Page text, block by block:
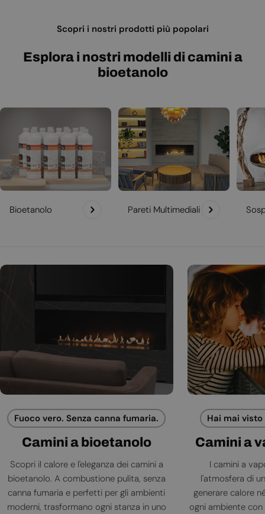
Scopri i nostri prodotti più popolari
Esplora i nostri modelli di camini a
bioetanolo
Bioetanolo Pareti Multimediali
Fuoco vero. Senza canna fumaria.
Camini a bioetanolo
Scopri il calore e l'eleganza dei camini a
bioetanolo. A combustione pulita, senza
canna fumaria e perfetti per gli ambienti
moderni, trasformano ogni stanza in uno
Hai mai
Camini a
I camini a
l'atmosfera di
generare calore
ogni ambiente